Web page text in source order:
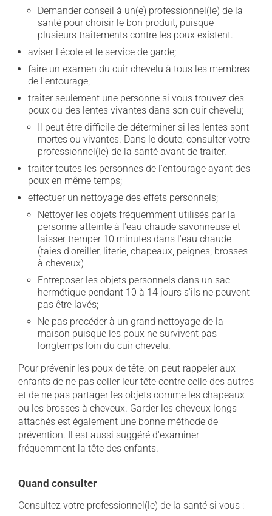
Demander conseil à un(e) professionnel(le) de la
santé pour choisir le bon produit, puisque
plusieurs traitements contre les poux existent.
aviser l'école et le service de garde;
faire un examen du cuir chevelu à tous les membres
de l'entourage;
traiter seulement une personne si vous trouvez des
poux ou des lentes vivantes dans son cuir chevelu;
Il peut être difficile de déterminer si les lentes sont
mortes ou vivantes. Dans le doute, consulter votre
professionnel(le) de la santé avant de traiter.
traiter toutes les personnes de l'entourage ayant des
poux en même temps;
effectuer un nettoyage des effets personnels;
Nettoyer les objets fréquemment utilisés par la
personne atteinte à l'eau chaude savonneuse et
laisser tremper 10 minutes dans l'eau chaude
(taies d'oreiller, literie, chapeaux, peignes, brosses
à cheveux)
Entreposer les objets personnels dans un sac
hermétique pendant 10 à 14 jours s'ils ne peuvent
pas être lavés;
Ne pas procéder à un grand nettoyage de la
maison puisque les poux ne survivent pas
longtemps loin du cuir chevelu.
Pour prévenir les poux de tête, on peut rappeler aux
enfants de ne pas coller leur tête contre celle des autres
et de ne pas partager les objets comme les chapeaux
ou les brosses à cheveux. Garder les cheveux longs
attachés est également une bonne méthode de
prévention. Il est aussi suggéré d'examiner
fréquemment la tête des enfants.
Quand consulter
Consultez votre professionnel(le) de la santé si vous :